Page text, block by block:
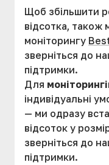
Щоб збільшити
відсотка, також
моніторингу
зверніться до
підтримки.
Для
індивідуальні
— ми одразу
відсоток у
зверніться до
підтримки.